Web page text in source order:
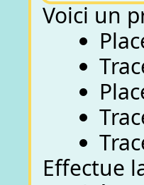
Voici un
Effectue